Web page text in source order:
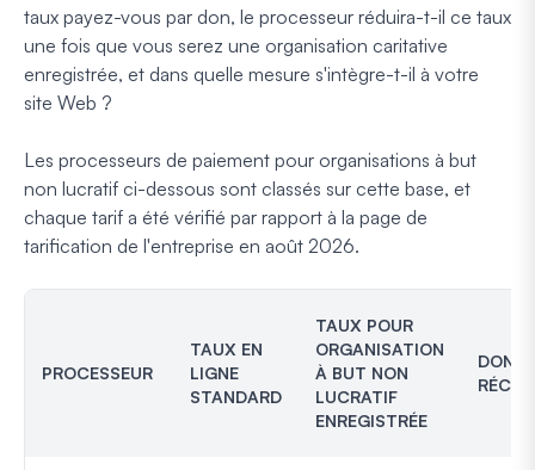
taux payez-vous par don, le processeur réduira-t-il ce taux
une fois que vous serez une organisation caritative
enregistrée, et dans quelle mesure s'intègre-t-il à votre
site Web ?
Les processeurs de paiement pour organisations à but
non lucratif ci-dessous sont classés sur cette base, et
chaque tarif a été vérifié par rapport à la page de
tarification de l'entreprise en août 2026.
PROCESSEUR
TAUX EN
LIGNE
STANDARD
TAUX POUR
ORGANISATION
À BUT NON
LUCRATIF
ENREGISTRÉE
DONS